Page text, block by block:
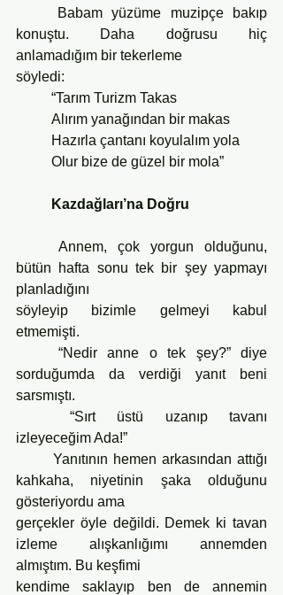
konuştu. Daha doğrusu hiç
anlamadığım bir tekerleme
söyledi:
	“Tarım Turizm Takas
	Alırım yanağından bir makas
	Hazırla çantanı koyulalım yola
	Olur bize de güzel bir mola”
Kazdağları’na Doğru
bütün hafta sonu tek bir şey yapmayı
planladığını
söyleyip bizimle gelmeyi kabul
etmemişti.
sorduğumda da verdiği yanıt beni
sarsmıştı.
izleyeceğim Ada!”
kahkaha, niyetinin şaka olduğunu
gösteriyordu ama
gerçekler öyle değildi. Demek ki tavan
izleme alışkanlığımı annemden
almıştım. Bu keşfimi
kendime saklayıp ben de annemin